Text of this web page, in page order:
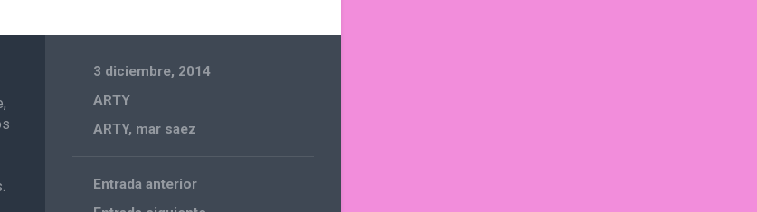
3 diciembre, 2014
ARTY
ARTY, mar saez
Entrada anterior